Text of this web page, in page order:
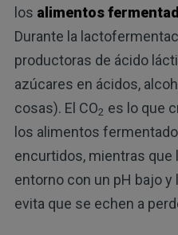
los alimentos
Durante la
productoras de ácido
azúcares en ácidos,
cosas). El CO2 es lo que
los alimentos
encurtidos, mientras que
entorno con un pH bajo y
evita que se echen a